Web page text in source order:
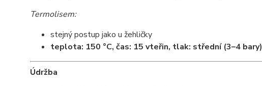
Termolisem:
stejný postup jako u žehličky
teplota: 150 °C, čas: 15 vteřin, tlak: střední (3–4 bary)
Údržba